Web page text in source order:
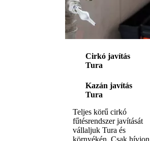
Cirkó javítás
Tura
Kazán javítás
Tura
Teljes körű cirkó
fűtésrendszer javítását
vállaljuk Tura és
környékén. Csak hívjon